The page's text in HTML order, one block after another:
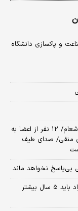
و پاکسازی دانشگاه
اظهارات جدید معاون پزشکیان درباره تصمیم‌گیری شعام/ ۱۲ نفر از اعضا به
منفی/ صدای طیف
بی‌پاسخ نخواهد ماند
جزئیات صدور احکام بازنشستگی اعلام شد/ این افراد باید ۵ سال بیشتر